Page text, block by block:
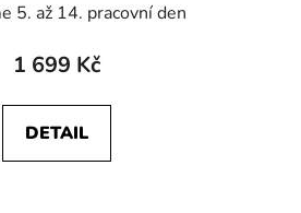
5. až 14. pracovní den
1 699 Kč
DETAIL